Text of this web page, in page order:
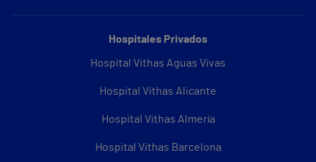
Hospitales Privados
Hospital Vithas Aguas Vivas
Hospital Vithas Alicante
Hospital Vithas Almería
Hospital Vithas Barcelona